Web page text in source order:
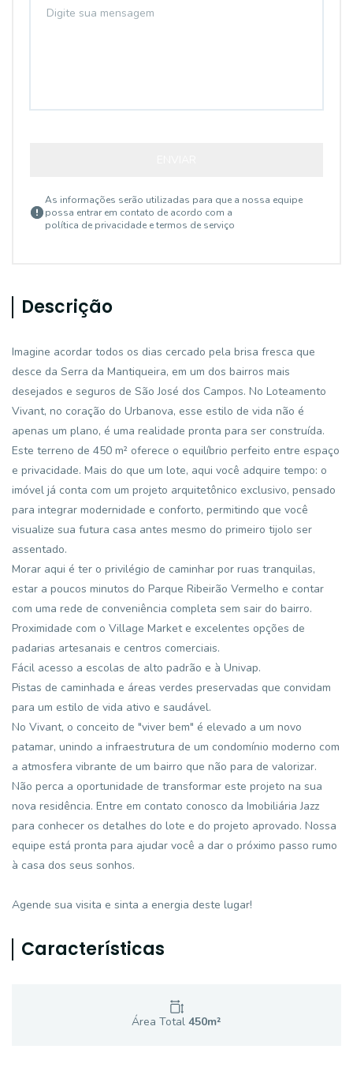
As informações serão utilizadas para que a nossa equipe
possa entrar em contato de acordo com a
política de privacidade e termos de serviço
Descrição
Imagine acordar todos os dias cercado pela brisa fresca que
desce da Serra da Mantiqueira, em um dos bairros mais
desejados e seguros de São José dos Campos. No Loteamento
Vivant, no coração do Urbanova, esse estilo de vida não é
apenas um plano, é uma realidade pronta para ser construída.
Este terreno de 450 m² oferece o equilíbrio perfeito entre espaço
e privacidade. Mais do que um lote, aqui você adquire tempo: o
imóvel já conta com um projeto arquitetônico exclusivo, pensado
para integrar modernidade e conforto, permitindo que você
visualize sua futura casa antes mesmo do primeiro tijolo ser
assentado.
Morar aqui é ter o privilégio de caminhar por ruas tranquilas,
estar a poucos minutos do Parque Ribeirão Vermelho e contar
com uma rede de conveniência completa sem sair do bairro.
Proximidade com o Village Market e excelentes opções de
padarias artesanais e centros comerciais.
Fácil acesso a escolas de alto padrão e à Univap.
Pistas de caminhada e áreas verdes preservadas que convidam
para um estilo de vida ativo e saudável.
No Vivant, o conceito de "viver bem" é elevado a um novo
patamar, unindo a infraestrutura de um condomínio moderno com
a atmosfera vibrante de um bairro que não para de valorizar.
Não perca a oportunidade de transformar este projeto na sua
nova residência. Entre em contato conosco da Imobiliária Jazz
para conhecer os detalhes do lote e do projeto aprovado. Nossa
equipe está pronta para ajudar você a dar o próximo passo rumo
à casa dos seus sonhos.
Agende sua visita e sinta a energia deste lugar!
Características
Área Total 450m²